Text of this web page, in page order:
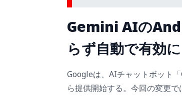
Gemini AIの
らず自動で有効に
Googleは、AIチャットボット
ら提供開始する。今回の変更